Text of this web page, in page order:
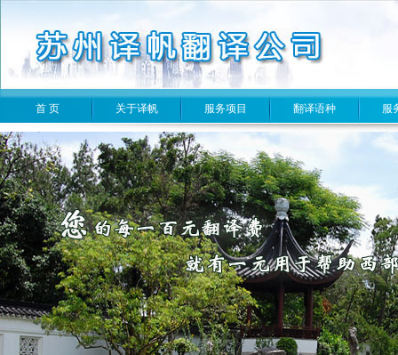
首 页 关于译帆 服务项目 翻译语种 服